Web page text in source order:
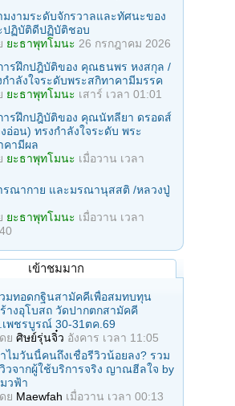
มงามระดับจักรวาลและทัศนะของ
ปฏิบัติดีปฏิบัติชอบ
ยะธาพุทโมนะ 26 กรกฎาคม 2026
ารฝึกปฎิบัติของ คุณธนพร หงสกุล /
กำลังใจระดับพระสกิทาคามีมรรค
ยะธาพุทโมนะ เสาร์ เวลา 01:01
ารฝึกปฎิบัติของ คุณนัทลียา ดรอดส์
อ่อน) ทรงกำลังใจระดับ พระ
คามีผล
ยะธาพุทโมนะ เมื่อวาน เวลา
รณากาย และมรณานุสสติ /หลวงปู่
ยะธาพุทโมนะ เมื่อวาน เวลา
เข้าชมมาก
มทอดกฐินสามัคคีเพื่อสมทบทุน
างอุโบสถ วัดปากตกสามัคคี
เพชรบูรณ์ 30-31ตค.69
ย ศิษย์รุ่นจิ๋ว อังคาร เวลา 11:05
ไมวันนี้คนถึงเชื่อรีวิวน้อยลง? รวม
วจากผู้ใช้บริการจริง ญาณฮีลใจ by
วฟ้า
ย Maewfah เมื่อวาน เวลา 00:13